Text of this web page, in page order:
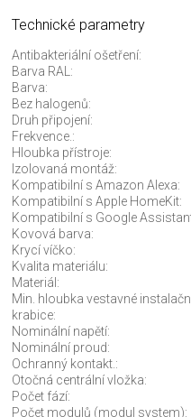
Technické parametry
Antibakteriální ošetření:
Barva RAL:
Barva:
Bez halogenů:
Druh připojení:
Frekvence.:
Hloubka přístroje:
Izolovaná montáž:
Kompatibilní s Amazon Alexa:
Kompatibilní s Apple HomeKit:
Kompatibilní s Google
Kovová barva:
Krycí víčko:
Kvalita materiálu:
Materiál:
Min. hloubka vestavné
krabice:
Nominální napětí:
Nominální proud:
Ochranný kontakt.:
Otočná centrální vložka:
Počet fází:
Počet modulů (modul system):